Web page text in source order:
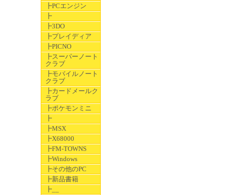
┣PCエンジン
┣
┣3DO
┣プレイディア
┣PICNO
┣スーパーノート
クラブ
┣モバイルノート
クラブ
┣カードメールク
ラブ
┣ポケモンミニ
┣
┣MSX
┣X68000
┣FM-TOWNS
┣Windows
┣その他のPC
┣新品書籍
┣__